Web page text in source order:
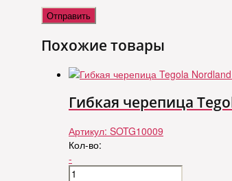
Похожие товары
Гибкая черепица
Артикул: SOTG10009
Кол-во:
-